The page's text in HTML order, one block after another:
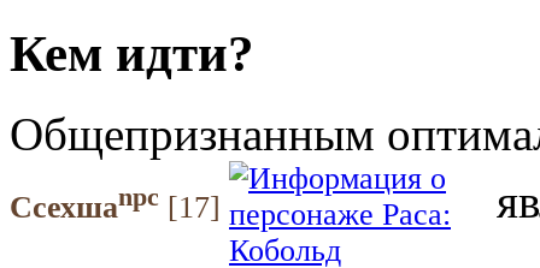
Кем идти?
Общепризнанным
Ссехшаnpc [17]